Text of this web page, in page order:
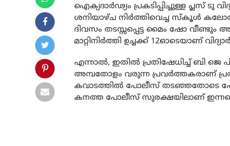
ഐക്യദാര്‍ഢ്യം പ്രകടിപ്പിച്ചുള്ള പ്ലസ് ടു
ശനിയാഴ്ച നിര്‍ത്തിവെച്ച സ്‌കൂള്‍
ദിവസം തടസ്സപ്പെട്ട മൈം ഷോ
മാറ്റിനിര്‍ത്തി ഉച്ചക്ക് 12ഓടെയാണ്
എന്നാല്‍, ഇതില്‍ പ്രതിഷേധിച്ച് ബി ജെ
അമ്പതോളം വരുന്ന പ്രവര്‍ത്തകരാണ്
കവാടത്തില്‍ പോലീസ് തടഞ്ഞതോടെ
കനത്ത പോലീസ് സുരക്ഷയിലാണ്